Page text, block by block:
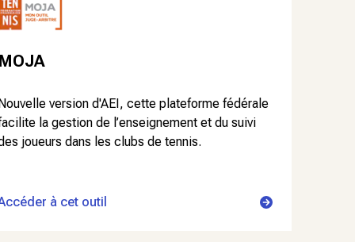
MOJA
version d'AEI, cette plateforme fédérale
la gestion de l’enseignement et du suivi
joueurs dans les clubs de tennis.
à cet outil